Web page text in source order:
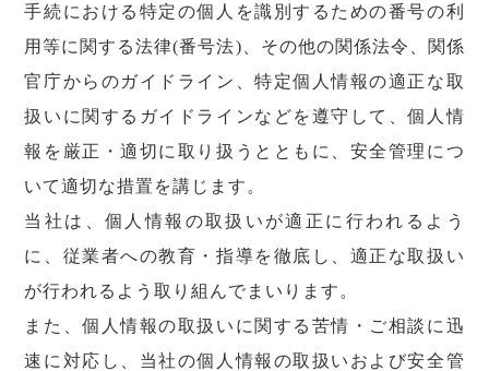
手続における特定の個人を識別するための番号の利
用等に関する法律(番号法)、その他の関係法令、関係
官庁からのガイドライン、特定個人情報の適正な取
扱いに関するガイドラインなどを遵守して、個人情
報を厳正・適切に取り扱うとともに、安全管理につ
いて適切な措置を講じます。
当社は、個人情報の取扱いが適正に行われるよう
に、従業者への教育・指導を徹底し、適正な取扱い
が行われるよう取り組んでまいります。
また、個人情報の取扱いに関する苦情・ご相談に迅
速に対応し、当社の個人情報の取扱いおよび安全管